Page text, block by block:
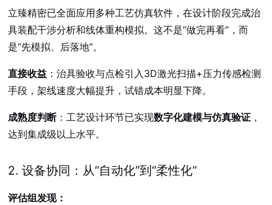
立臻精密已全面应用多种工艺仿真软件，在设计阶段完成治
具装配干涉分析和线体重构模拟。这不是“做完再看”，而
是“先模拟、后落地”。
直接收益 ：治具验收与点检引入3D激光扫描+压力传感检测
手段，架线速度大幅提升，试错成本明显下降。
成熟度判断：工艺设计环节已实现数字化建模与仿真验证 ，
达到集成级以上水平。
2. 设备协同：从“自动化”到“柔性化”
评估组发现：